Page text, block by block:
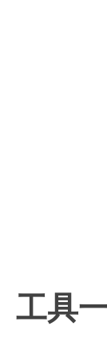
工具